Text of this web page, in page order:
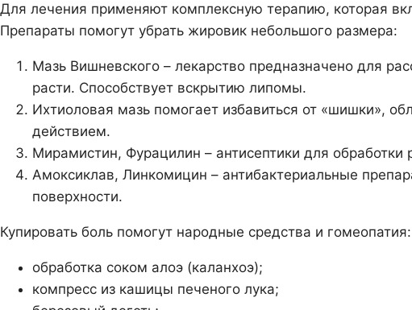
Для лечения применяют комплексную терапию, которая
Препараты помогут убрать жировик небольшого размера:
Мазь Вишневского – лекарство предназначено для
расти. Способствует вскрытию липомы.
Ихтиоловая мазь помогает избавиться от «шишки»,
действием.
Мирамистин, Фурацилин – антисептики для обработки
Амоксиклав, Линкомицин – антибактериальные
поверхности.
Купировать боль помогут народные средства и гомеопатия:
обработка соком алоэ (каланхоэ);
компресс из кашицы печеного лука;